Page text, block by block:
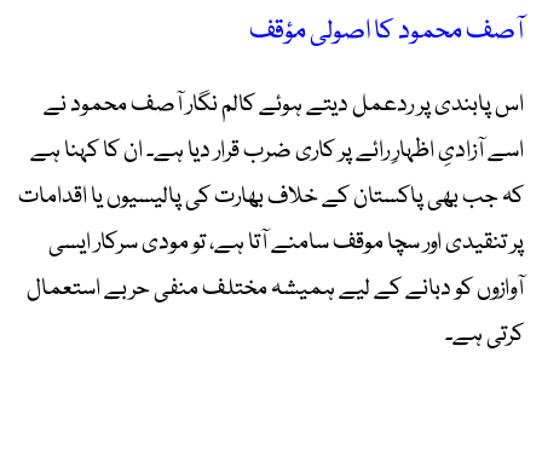
آصف محمود کا اصولی مؤقف
اس پابندی پر ردعمل دیتے ہوئے کالم نگار آصف محمود نے
اسے آزادیِ اظہارِ رائے پر کاری ضرب قرار دیا ہے۔ ان کا کہنا ہے
کہ جب بھی پاکستان کے خلاف بھارت کی پالیسیوں یا اقدامات
پر تنقیدی اور سچا موقف سامنے آتا ہے، تو مودی سرکار ایسی
آوازوں کو دبانے کے لیے ہمیشہ مختلف منفی حربے استعمال
کرتی ہے۔